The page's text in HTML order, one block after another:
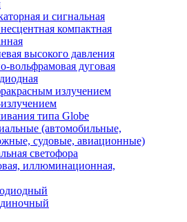
и сигнальная
компактная
высокого давления
вольфрамовая дуговая
излучением
типа Globe
(автомобильные,
судовые, авиационные)
светофора
иллюминационная,